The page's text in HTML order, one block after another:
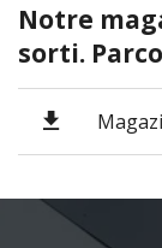
Notre
sorti.